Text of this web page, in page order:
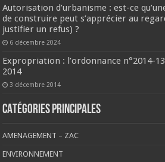
Autorisation d’urbanisme : est-ce
de construire peut s’apprécier au
justifier un refus) ?
6 décembre 2024
Expropriation : l’ordonnance n°2014-
2014
3 décembre 2014
CATÉGORIES PRINCIPALES
AMENAGEMENT – ZAC
ENVIRONNEMENT